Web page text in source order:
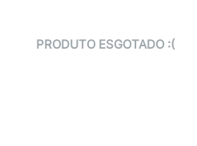
PRODUTO ESGOTADO :(